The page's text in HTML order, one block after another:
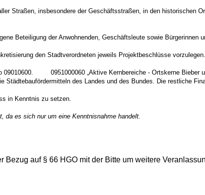
Straßen, insbesondere der Geschäftsstraßen, in den historischen
Beteiligung der Anwohnenden, Geschäftsleute sowie Bürgerinnen
den Stadtverordneten jeweils Projektbeschlüsse vorzulegen.
09010600. 0951000060 „Aktive Kernbereiche - Ortskerne Bieber
Städtebaufördermitteln des Landes und des Bundes. Die restliche
in Kenntnis zu setzen.
da es sich nur um eine Kenntnisnahme handelt.
auf § 66 HGO mit der Bitte um weitere